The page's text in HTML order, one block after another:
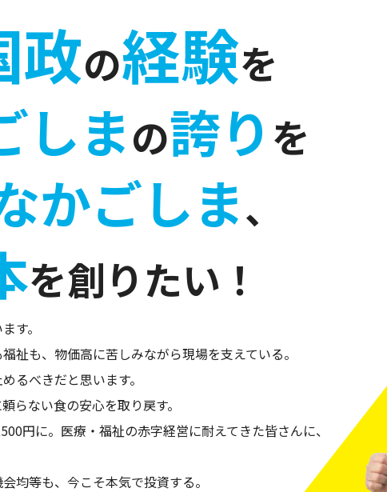
政の経験を
しまの誇り を
かごしま、
を創りたい！
す。
祉も、物価高に苦しみながら現場を支えている。
るべきだと思います。
らない食の安心を取り戻す。
円に。医療・福祉の赤字経営に耐えてきた皆さんに、
均等も、今こそ本気で投資する。